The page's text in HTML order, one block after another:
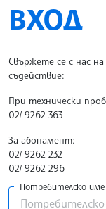
SITE.BTA
ВХОД
Свържете се с нас
съдействие:
При технически
02/ 9262 363
За абонамент:
02/ 9262 232
02/ 9262 296
Потребителско име